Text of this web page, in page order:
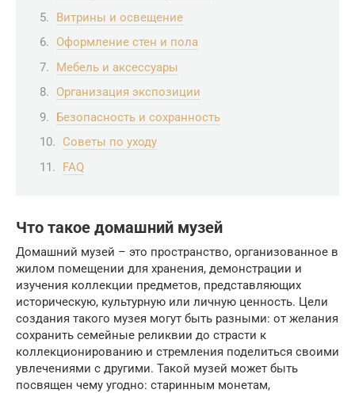
Витрины и освещение
Оформление стен и пола
Мебель и аксессуары
Организация экспозиции
Безопасность и сохранность
Советы по уходу
FAQ
Что такое домашний музей
Домашний музей – это пространство, организованное в
жилом помещении для хранения, демонстрации и
изучения коллекции предметов, представляющих
историческую, культурную или личную ценность. Цели
создания такого музея могут быть разными: от желания
сохранить семейные реликвии до страсти к
коллекционированию и стремления поделиться своими
увлечениями с другими. Такой музей может быть
посвящен чему угодно: старинным монетам,